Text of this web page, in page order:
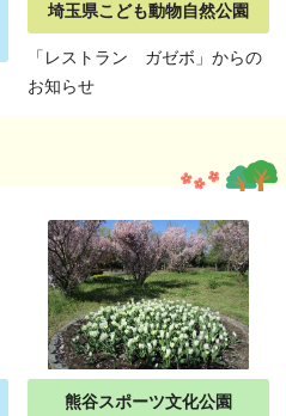
埼玉県こども動物自然公園
「レストラン ガゼボ」からの
お知らせ
熊谷スポーツ文化公園